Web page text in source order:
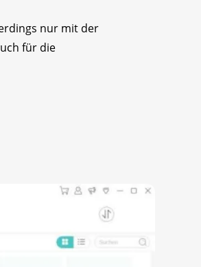
nur mit der
für die